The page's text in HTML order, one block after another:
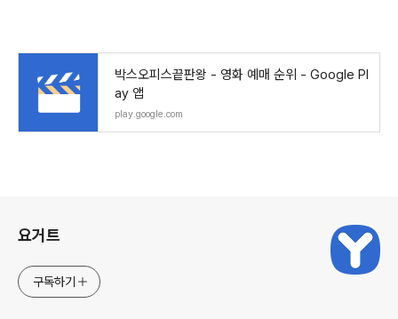
박스오피스끝판왕 - 영화 예매 순위 - Google Pl
ay 앱
play.google.com
요거트
구독하기